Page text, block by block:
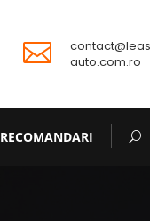

auto.com.ro
RECOMANDARI